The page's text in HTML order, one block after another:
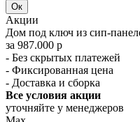
Ок
Акции
Дом под ключ из сип-
за 987.000 р
- Без скрытых платежей
- Фиксированная цена
- Доставка и сборка
Все условия акции
уточняйте у менеджеров